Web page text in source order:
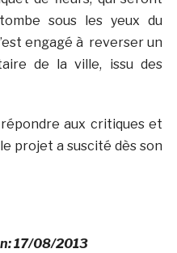
sous les yeux du
engagé à reverser un
de la ville, issu des
aux critiques et
projet a suscité dès son
17/08/2013